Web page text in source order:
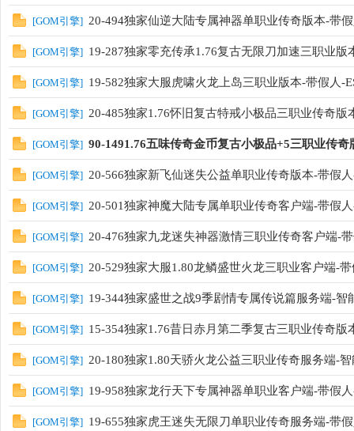
[GOM引擎] 20-494独家仙逆大陆专属神器单职业传奇版本-带
[GOM引擎] 19-287独家零充传承1.76复古无限刀加速三职业版
[GOM引擎] 19-582独家大服虎啸火龙上岛三职业版本-带假人-
[GOM引擎] 20-485独家1.76怀旧复古特戒小极品三职业传奇版
[GOM引擎] 90-1491.76五味传奇金币复古小极品+5三职业传
[GOM引擎] 20-566独家新飞仙迷失公益单职业传奇版本-带假
[GOM引擎] 20-501独家神魔大陆专属单职业传奇客户端-带假
[GOM引擎] 20-476独家九龙迷失神器激情三职业传奇客户端-
[GOM引擎] 20-529独家大服1.80龙鳞盛世火龙三职业客户端-
[GOM引擎] 19-344独家盛世之战9季剧情专属传说篇服务端-智
[GOM引擎] 15-354独家1.76昔日赤月第二季复古三职业传奇
[GOM引擎] 20-180独家1.80天骄火龙公益三职业传奇服务端-
[GOM引擎] 19-958独家龙行天下专属神器单职业客户端-带假
[GOM引擎] 19-655独家虎王迷失无限刀单职业传奇服务端-带